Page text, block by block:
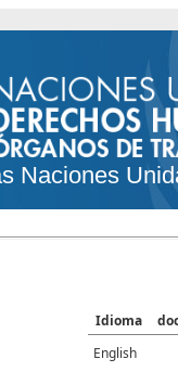
Naciones
Idioma
English